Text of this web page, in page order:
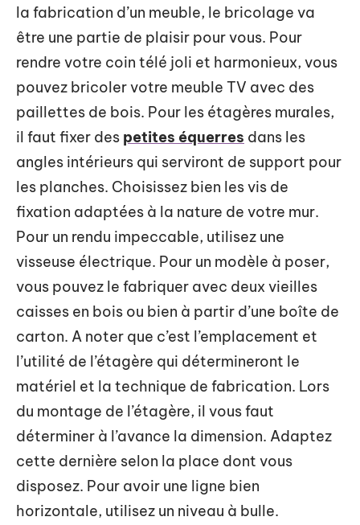
la fabrication d’un meuble, le bricolage va
être une partie de plaisir pour vous. Pour
rendre votre coin télé joli et harmonieux, vous
pouvez bricoler votre meuble TV avec des
paillettes de bois. Pour les étagères murales,
il faut fixer des petites équerres dans les
angles intérieurs qui serviront de support pour
les planches. Choisissez bien les vis de
fixation adaptées à la nature de votre mur.
Pour un rendu impeccable, utilisez une
visseuse électrique. Pour un modèle à poser,
vous pouvez le fabriquer avec deux vieilles
caisses en bois ou bien à partir d’une boîte de
carton. A noter que c’est l’emplacement et
l’utilité de l’étagère qui détermineront le
matériel et la technique de fabrication. Lors
du montage de l’étagère, il vous faut
déterminer à l’avance la dimension. Adaptez
cette dernière selon la place dont vous
disposez. Pour avoir une ligne bien
horizontale, utilisez un niveau à bulle.